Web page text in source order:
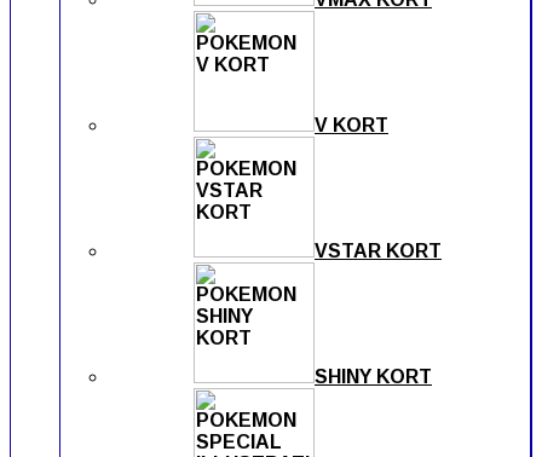
V KORT
VSTAR KORT
SHINY KORT